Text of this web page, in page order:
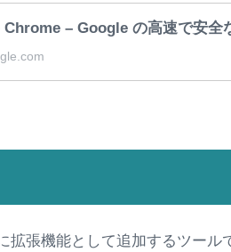
– Google の高速で安全
拡張機能として追加するツール